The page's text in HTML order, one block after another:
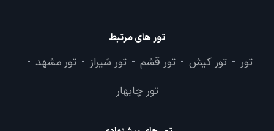
تور های مرتبط
تور - تور کیش - تور قشم - تور شیراز - تور مشهد -
تور چابهار